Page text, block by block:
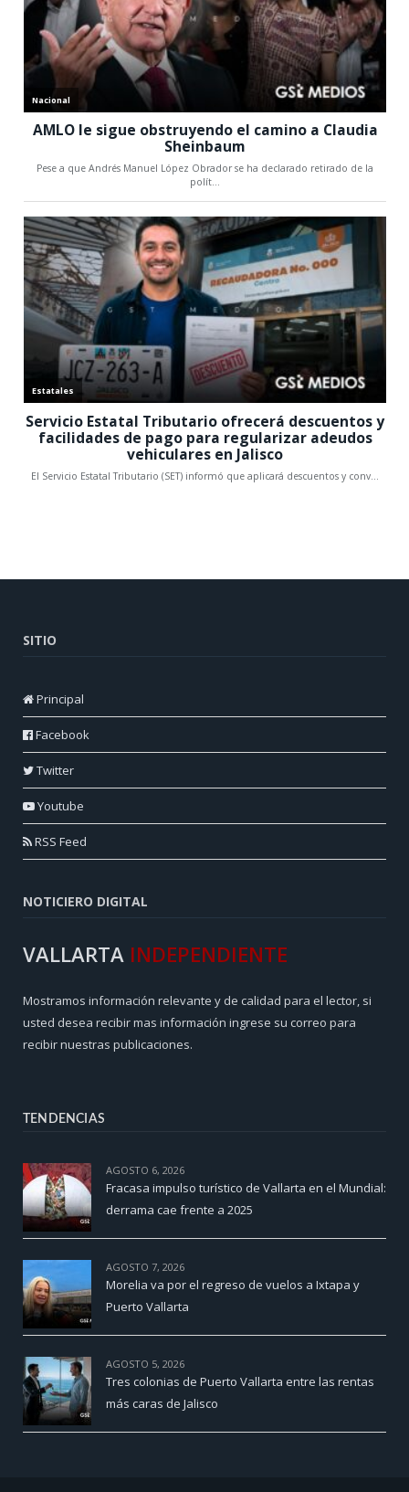
SITIO
Principal
Facebook
Twitter
Youtube
RSS Feed
NOTICIERO DIGITAL
VALLARTA INDEPENDIENTE
Mostramos información relevante y de calidad para el lector, si
usted desea recibir mas información ingrese su correo para
recibir nuestras publicaciones.
TENDENCIAS
AGOSTO 6, 2026
Fracasa impulso turístico de Vallarta en el Mundial:
derrama cae frente a 2025
AGOSTO 7, 2026
Morelia va por el regreso de vuelos a Ixtapa y
Puerto Vallarta
AGOSTO 5, 2026
Tres colonias de Puerto Vallarta entre las rentas
más caras de Jalisco